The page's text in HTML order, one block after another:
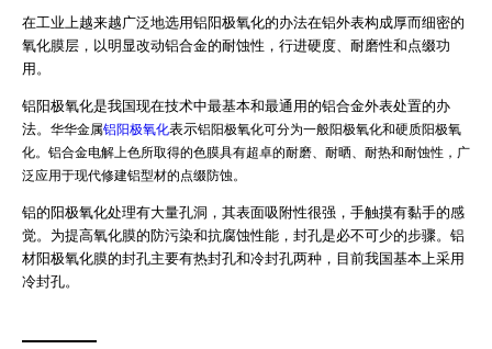
在工业上越来越广泛地选用铝阳极氧化的办法在铝外表构成厚而细密的
氧化膜层，以明显改动铝合金的耐蚀性，行进硬度、耐磨性和点缀功
用。
铝阳极氧化是我国现在技术中最基本和最通用的铝合金外表处置的办
法。 华华金属铝阳极氧化表示铝阳极氧化可分为一般阳极氧化和硬质阳极氧
化。铝合金电解上色所取得的色膜具有超卓的耐磨、耐晒、耐热和耐蚀性，广
泛应用于现代修建铝型材的点缀防蚀。
铝的阳极氧化处理有大量孔洞，其表面吸附性很强，手触摸有黏手的感
觉。为提高氧化膜的防污染和抗腐蚀性能，封孔是必不可少的步骤。铝
材阳极氧化膜的封孔主要有热封孔和冷封孔两种，目前我国基本上采用
冷封孔。